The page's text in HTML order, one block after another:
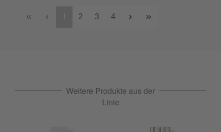
2 3 4
Weitere Produkte aus der
Linie